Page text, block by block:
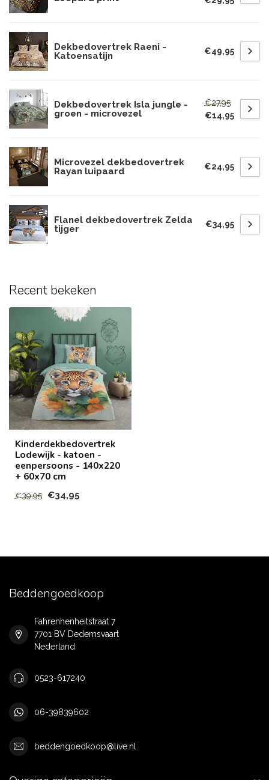
Dekbedovertrek Raeni -
Katoensatijn
€49,95
Dekbedovertrek Isla jungle -
groen - microvezel
€27,95
€14,95
Microvezel dekbedovertrek
Rayan luipaard
€24,95
Flanel dekbedovertrek Zelda
tijger
€34,95
Recent bekeken
Kinderdekbedovertrek
Lodewijk - katoen -
eenpersoons - 140x220
+ 60x70 cm
€39,95 €34,95
Beddengoedkoop
Fahrenhenheitstraat 7
7701 BV Dedemsvaart
Nederland
0523-617240
06-39839602
beddengoedkoop@live.nl